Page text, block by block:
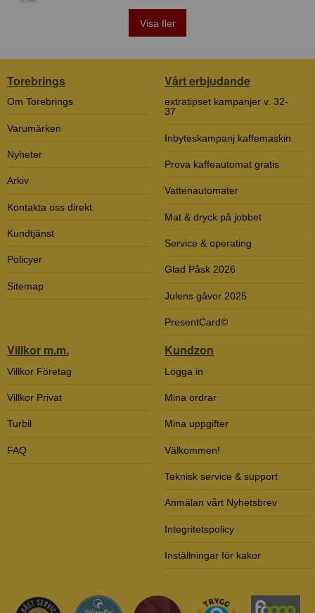
Visa fler
Torebrings
Om Torebrings
Varumärken
Nyheter
Arkiv
Kontakta oss direkt
Kundtjänst
Policyer
Sitemap
Vårt erbjudande
extratipset kampanjer v. 32-
37
Inbyteskampanj kaffemaskin
Prova kaffeautomat gratis
Vattenautomater
Mat & dryck på jobbet
Service & operating
Glad Påsk 2026
Julens gåvor 2025
PresentCard©
Villkor m.m.
Villkor Företag
Villkor Privat
Turbil
FAQ
Kundzon
Logga in
Mina ordrar
Mina uppgifter
Välkommen!
Teknisk service & support
Anmälan vårt Nyhetsbrev
Integritetspolicy
Inställningar för kakor